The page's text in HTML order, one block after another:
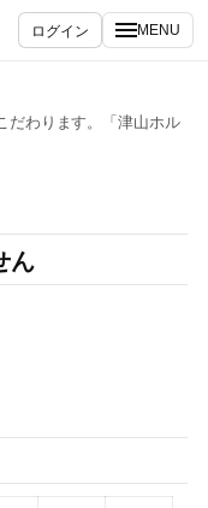
ログイン MENU
だわります。「津山ホル
ん